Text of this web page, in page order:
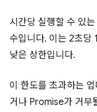
시간당 실행할 수 있는
수입니다. 이는 2초당
낮은 상한입니다.
이 한도를 초과하는
거나 Promise가 거부